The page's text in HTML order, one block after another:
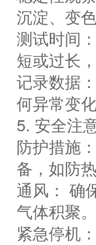
沉淀、变
测试时间
短或过长
记录数据
何异常变
5. 安全注
防护措施
备，如防
通风： 确
气体积聚
紧急停机